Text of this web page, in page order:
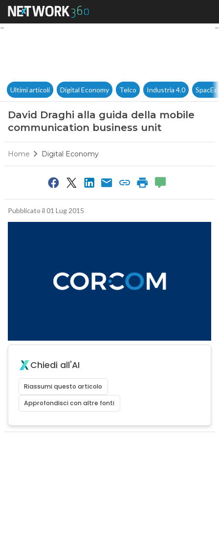
David Draghi alla guida
Ultimi articoli Digital Economy Telco Industria 4.0
David Draghi alla guida della mobile
communication business unit
Home Digital Economy
Pubblicato il 01 Lug 2015
Chiedi all'AI
Riassumi questo articolo
Approfondisci con altre fonti